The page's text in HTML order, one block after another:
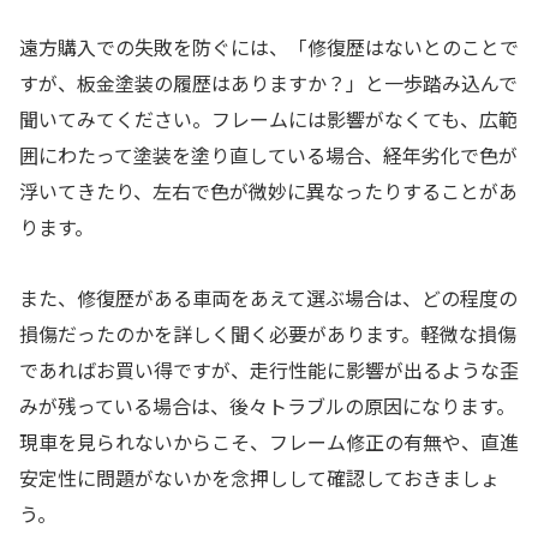
遠方購入での失敗を防ぐには、「修復歴はないとのことで
すが、板金塗装の履歴はありますか？」と一歩踏み込んで
聞いてみてください。フレームには影響がなくても、広範
囲にわたって塗装を塗り直している場合、経年劣化で色が
浮いてきたり、左右で色が微妙に異なったりすることがあ
ります。
また、修復歴がある車両をあえて選ぶ場合は、どの程度の
損傷だったのかを詳しく聞く必要があります。軽微な損傷
であればお買い得ですが、走行性能に影響が出るような歪
みが残っている場合は、後々トラブルの原因になります。
現車を見られないからこそ、フレーム修正の有無や、直進
安定性に問題がないかを念押しして確認しておきましょ
う。